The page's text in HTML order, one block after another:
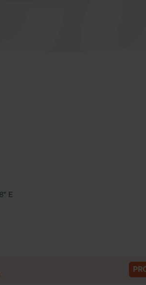
votre accueil
E